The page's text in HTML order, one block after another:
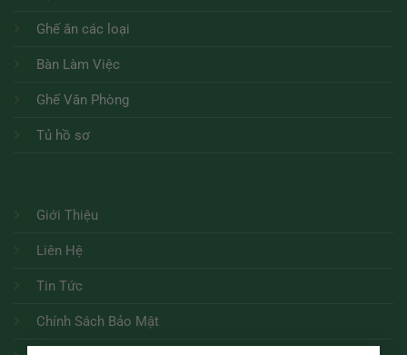
Ghế ăn các loại
Bàn Làm Việc
Ghế Văn Phòng
Tủ hồ sơ
Giới Thiệu
Liên Hệ
Tin Tức
Chính Sách Bảo Mật